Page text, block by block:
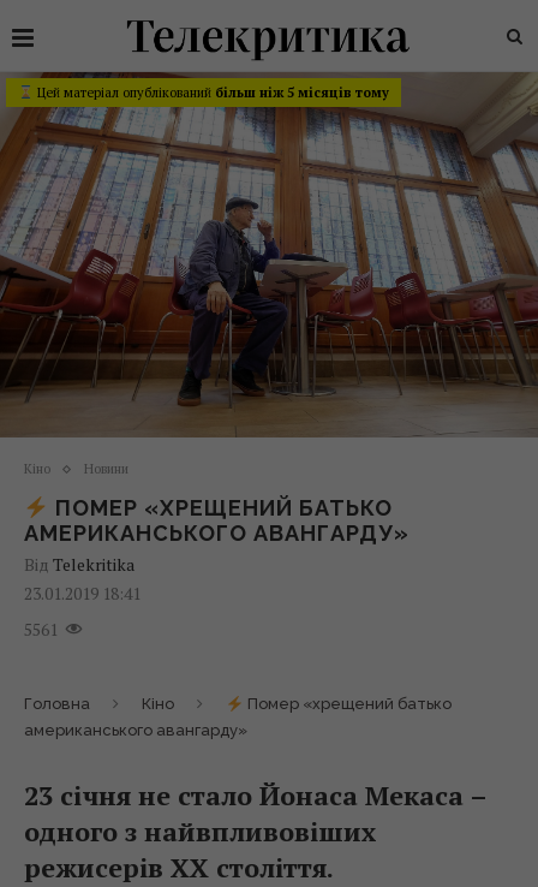
Цей матеріал опублікований більш ніж 5 місяців тому
Кіно Новини
ПОМЕР «ХРЕЩЕНИЙ БАТЬКО
АМЕРИКАНСЬКОГО АВАНГАРДУ»
Від Telekritika
23.01.2019 18:41
5561
Головна Кіно
Помер «хрещений батько
американського авангарду»
23 січня не стало Йонаса Мекаса –
одного з найвпливовіших
режисерів XX століття.